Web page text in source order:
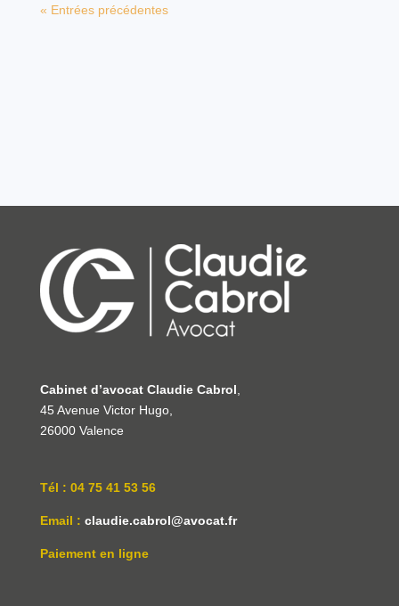
« Entrées précédentes
Cabinet d’avocat Claudie Cabrol
45 Avenue Victor Hugo,
26000 Valence
Tél : 04 75 41 53 56
Email : claudie.cabrol@avocat.fr
Paiement en ligne